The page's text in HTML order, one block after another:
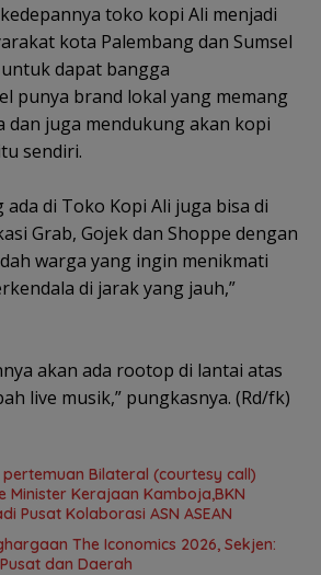
toko kopi Ali menjadi
kota Palembang dan Sumsel
dapat bangga
punya brand lokal yang memang
dan juga mendukung akan kopi
sendiri.
ada di Toko Kopi Ali juga bisa di
Grab, Gojek dan Shoppe dengan
warga yang ingin menikmati
di jarak yang jauh,”
akan ada rootop di lantai atas
live musik,” pungkasnya. (Rd/fk)
Bilateral (courtesy call)
Minister Kerajaan Kamboja,BKN
Pusat Kolaborasi ASN ASEAN
The Iconomics 2026, Sekjen:
dan Daerah